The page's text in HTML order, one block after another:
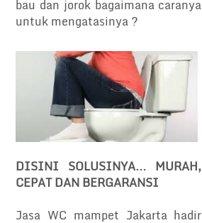
bau dan jorok bagaimana caranya
untuk mengatasinya ?
DISINI SOLUSINYA… MURAH,
CEPAT DAN BERGARANSI
Jasa WC mampet Jakarta hadir